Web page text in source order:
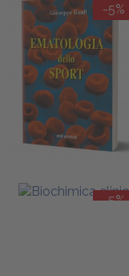
-5%
-5%